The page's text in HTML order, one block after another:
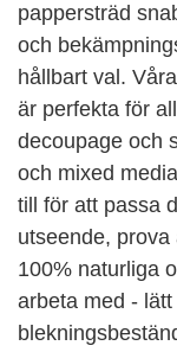
pappersträd
och
hållbart val.
är perfekta för
decoupage och
och mixed
till för att passa
utseende,
100% naturliga
arbeta med -